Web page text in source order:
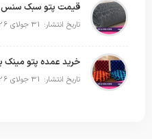
تاریخ انتشار: 31 جولای 2026
تاریخ انتشار: 31 جولای 2026